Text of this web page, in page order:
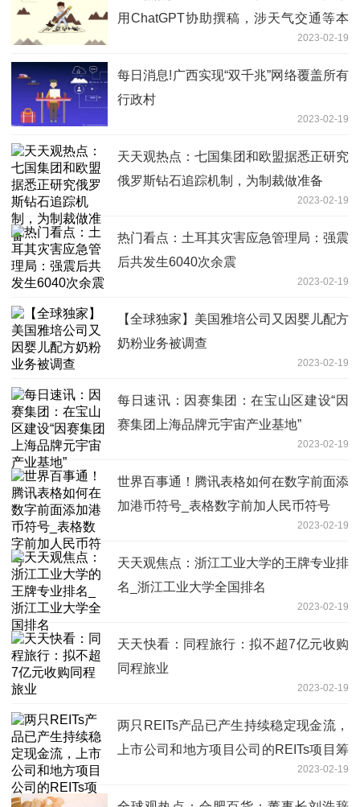
用ChatGPT协助撰稿，涉天气交通等本
2023-02-19
每日消息!广西实现“双千兆”网络覆盖所有
行政村
2023-02-19
天天观热点：七国集团和欧盟据悉正研究
俄罗斯钻石追踪机制，为制裁做准备
2023-02-19
热门看点：土耳其灾害应急管理局：强震
后共发生6040次余震
2023-02-19
【全球独家】美国雅培公司又因婴儿配方
奶粉业务被调查
2023-02-19
每日速讯：因赛集团：在宝山区建设“因
赛集团上海品牌元宇宙产业基地”
2023-02-19
世界百事通！腾讯表格如何在数字前面添
加港币符号_表格数字前加人民币符号
2023-02-19
天天观焦点：浙江工业大学的王牌专业排
名_浙江工业大学全国排名
2023-02-19
天天快看：同程旅行：拟不超7亿元收购
同程旅业
2023-02-19
两只REITs产品已产生持续稳定现金流，
上市公司和地方项目公司的REITs项目筹
2023-02-19